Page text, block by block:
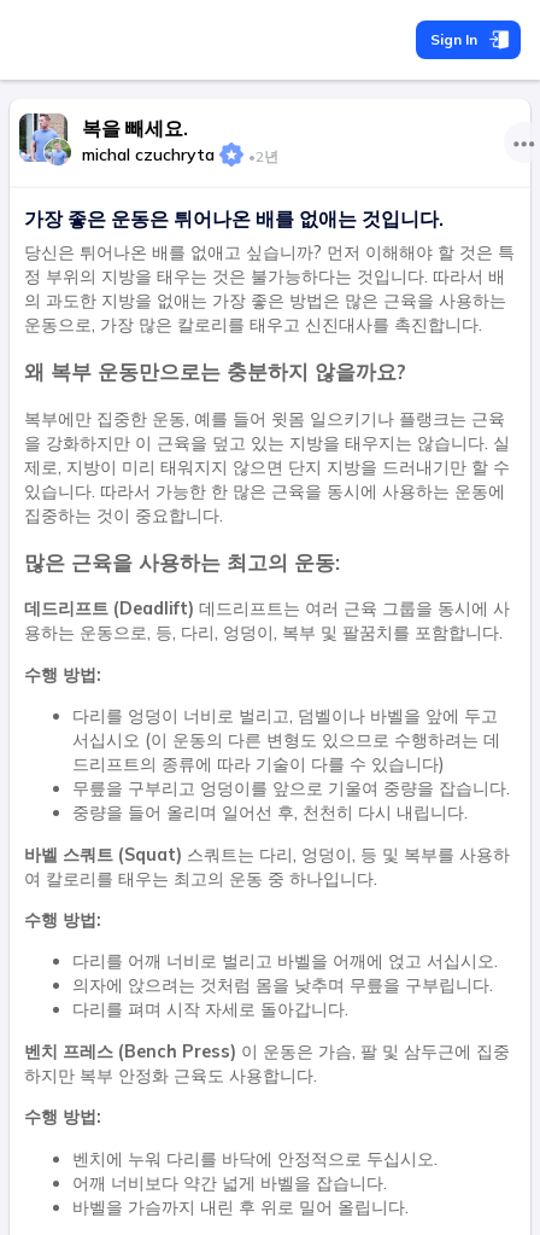
Sign In
복을 빼세요.
michal czuchryta •2년
가장 좋은 운동은 튀어나온 배를 없애는 것입니다.
당신은 튀어나온 배를 없애고 싶습니까? 먼저 이해해야 할 것은 특
정 부위의 지방을 태우는 것은 불가능하다는 것입니다. 따라서 배
의 과도한 지방을 없애는 가장 좋은 방법은 많은 근육을 사용하는
운동으로, 가장 많은 칼로리를 태우고 신진대사를 촉진합니다.
왜 복부 운동만으로는 충분하지 않을까요?
복부에만 집중한 운동, 예를 들어 윗몸 일으키기나 플랭크는 근육
을 강화하지만 이 근육을 덮고 있는 지방을 태우지는 않습니다. 실
제로, 지방이 미리 태워지지 않으면 단지 지방을 드러내기만 할 수
있습니다. 따라서 가능한 한 많은 근육을 동시에 사용하는 운동에
집중하는 것이 중요합니다.
많은 근육을 사용하는 최고의 운동:
데드리프트 (Deadlift) 데드리프트는 여러 근육 그룹을 동시에 사
용하는 운동으로, 등, 다리, 엉덩이, 복부 및 팔꿈치를 포함합니다.
수행 방법:
다리를 엉덩이 너비로 벌리고, 덤벨이나 바벨을 앞에 두고
서십시오 (이 운동의 다른 변형도 있으므로 수행하려는 데
드리프트의 종류에 따라 기술이 다를 수 있습니다)
무릎을 구부리고 엉덩이를 앞으로 기울여 중량을 잡습니다.
중량을 들어 올리며 일어선 후, 천천히 다시 내립니다.
바벨 스쿼트 (Squat) 스쿼트는 다리, 엉덩이, 등 및 복부를 사용하
여 칼로리를 태우는 최고의 운동 중 하나입니다.
수행 방법:
다리를 어깨 너비로 벌리고 바벨을 어깨에 얹고 서십시오.
의자에 앉으려는 것처럼 몸을 낮추며 무릎을 구부립니다.
다리를 펴며 시작 자세로 돌아갑니다.
벤치 프레스 (Bench Press) 이 운동은 가슴, 팔 및 삼두근에 집중
하지만 복부 안정화 근육도 사용합니다.
수행 방법:
벤치에 누워 다리를 바닥에 안정적으로 두십시오.
어깨 너비보다 약간 넓게 바벨을 잡습니다.
바벨을 가슴까지 내린 후 위로 밀어 올립니다.